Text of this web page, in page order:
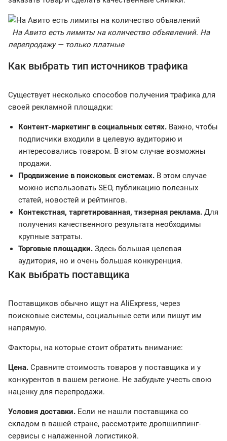
На Авито есть лимиты на количество объявлений. На
перепродажу — только платные
Как выбрать тип источников трафика
Существует несколько способов получения трафика для
своей рекламной площадки:
Контент-маркетинг в социальных сетях. Важно, чтобы
подписчики входили в целевую аудиторию и
интересовались товаром. В этом случае возможны
продажи.
Продвижение в поисковых системах. В этом случае
можно использовать SEO, публикацию полезных
статей, новостей и рейтингов.
Контекстная, таргетированная, тизерная реклама. Для
получения качественного результата необходимы
крупные затраты.
Торговые площадки. Здесь большая целевая
аудитория, но и очень большая конкуренция.
Как выбрать поставщика
Поставщиков обычно ищут на AliExpress, через
поисковые системы, социальные сети или пишут им
напрямую.
Факторы, на которые стоит обратить внимание:
Цена. Сравните стоимость товаров у поставщика и у
конкурентов в вашем регионе. Не забудьте учесть свою
наценку для перепродажи.
Условия доставки. Если не нашли поставщика со
складом в вашей стране, рассмотрите дропшиппинг-
сервисы с налаженной логистикой.